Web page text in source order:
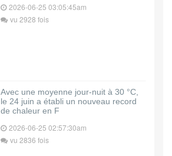
2026-06-25 03:05:45am
vu 2928 fois
Avec une moyenne jour-nuit à 30 °C,
le 24 juin a établi un nouveau record
de chaleur en F
2026-06-25 02:57:30am
vu 2836 fois